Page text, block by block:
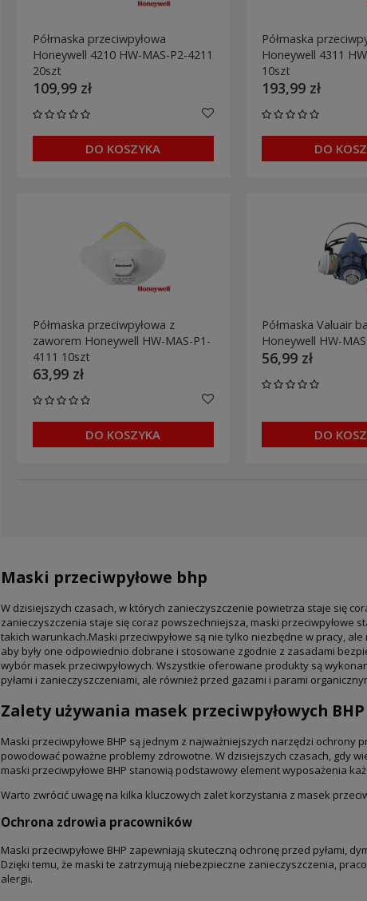
Półmaska przeciwpyłowa
Honeywell 4210 HW-MAS-P2-4211
20szt
109,99 zł
DO KOSZYKA
Półmaska
Honeywell 4311
10szt
193,99 zł
DO
Półmaska przeciwpyłowa z
zaworem Honeywell HW-MAS-P1-
4111 10szt
63,99 zł
DO KOSZYKA
Półmaska Valuair
Honeywell HW-
56,99 zł
DO
Maski przeciwpyłowe bhp
W dzisiejszych czasach, w których zanieczyszczenie powietrza staje się
zanieczyszczenia staje się coraz powszechniejsza, maski przeciwpyłowe
takich warunkach.Maski przeciwpyłowe są nie tylko niezbędne w pracy,
aby były one odpowiednio dobrane i stosowane zgodnie z zasadami
wybór masek przeciwpyłowych. Wszystkie oferowane produkty są
pyłami i zanieczyszczeniami, ale również przed gazami i parami
Zalety używania masek przeciwpyłowych BHP
Maski przeciwpyłowe BHP są jednym z najważniejszych narzędzi ochrony
powodować poważne problemy zdrowotne. W dzisiejszych czasach, gdy
maski przeciwpyłowe BHP stanowią podstawowy element wyposażenia
Warto zwrócić uwagę na kilka kluczowych zalet korzystania z masek
Ochrona zdrowia pracowników
Maski przeciwpyłowe BHP zapewniają skuteczną ochronę przed pyłami,
Dzięki temu, że maski te zatrzymują niebezpieczne zanieczyszczenia,
alergii.